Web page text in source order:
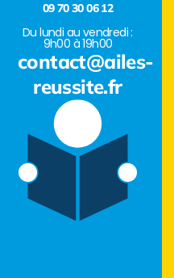
09 70 30 06 12
Du lundi au vendredi :
9h00 à 19h00
contact@ailes-
reussite.fr